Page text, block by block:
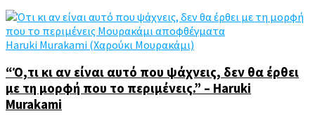
Haruki Murakami (Χαρούκι Μουρακάμι)
“Ό,τι κι αν είναι αυτό που ψάχνεις, δεν θα έρθει
με τη μορφή που το περιμένεις.” – Haruki
Murakami